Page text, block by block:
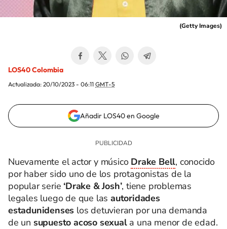
(Getty Images)
LOS40 Colombia
Actualizada: 20/10/2023 - 06:11 GMT-5
Añadir LOS40 en Google
Nuevamente el actor y músico Drake Bell, conocido
por haber sido uno de los protagonistas de la
popular serie ‘Drake & Josh’, tiene problemas
legales luego de que lasautoridades
estadunidenses los detuvieran por una demanda
de un supuesto acoso sexuala una menor de edad.